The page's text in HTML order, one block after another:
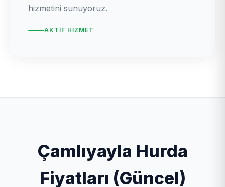
hizmetini sunuyoruz.
AKTIF HIZMET
Çamlıyayla Hurda
Fiyatları (Güncel)